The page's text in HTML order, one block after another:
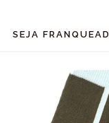
SEJA